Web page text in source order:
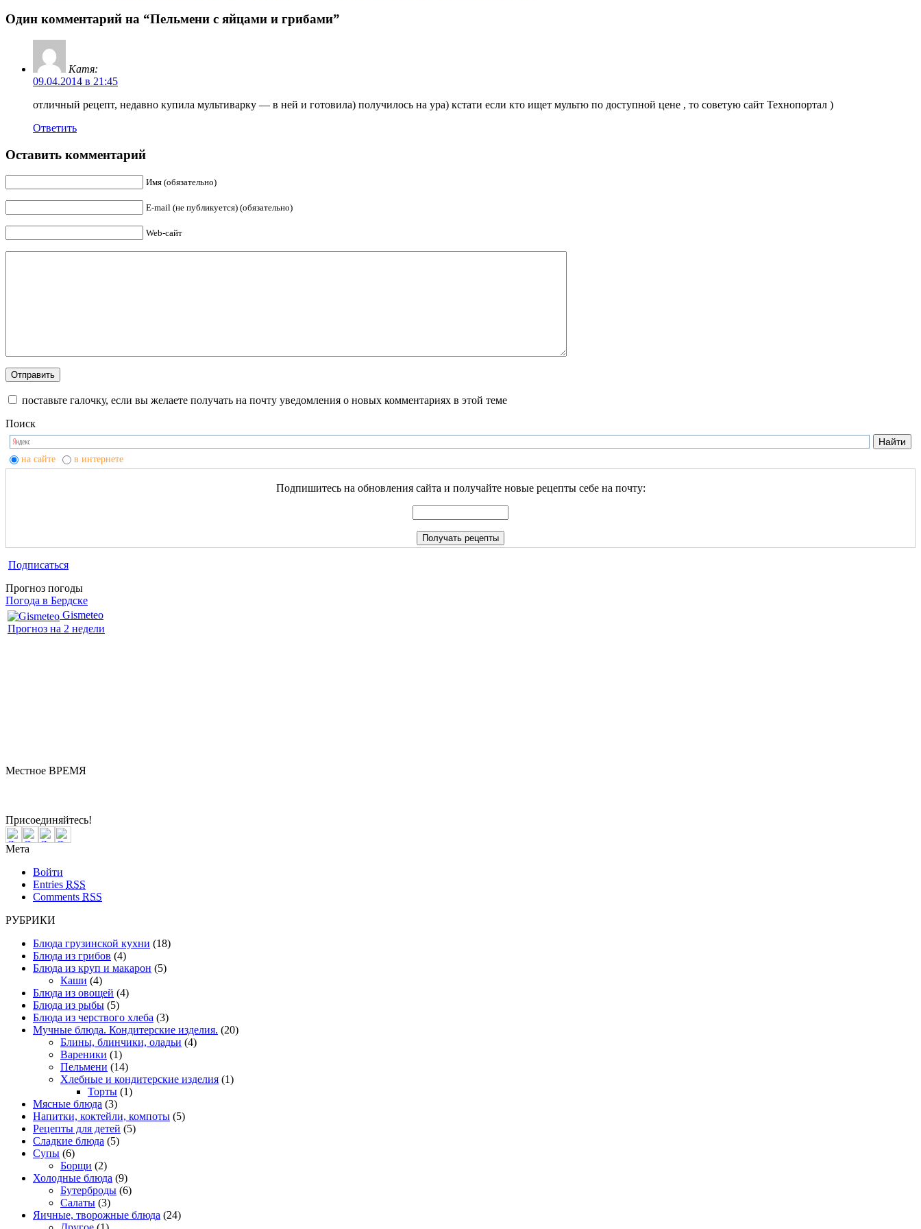
Один комментарий на “Пельмени с яйцами и грибами”
Катя:
09.04.2014 в 21:45
отличный рецепт, недавно купила мультиварку — в ней и готовила) получилось на ура) кстати если кто ищет мультю по доступной цене , то советую сайт Технопортал )
Ответить
Оставить комментарий
Имя (обязательно)
E-mail (не публикуется) (обязательно)
Web-сайт
поставьте галочку, если вы желаете получать на почту уведомления о новых комментариях в этой теме
Поиск
на сайте в интернете
Подпишитесь на обновления сайта и получайте новые рецепты себе на почту:
Подписаться
Прогноз погоды
Погода в Бердске
Gismeteo
Прогноз на 2 недели
Местное ВРЕМЯ
Присоединяйтесь!
Мета
Войти
Entries RSS
Comments RSS
РУБРИКИ
Блюда грузинской кухни (18)
Блюда из грибов (4)
Блюда из круп и макарон (5)
Каши (4)
Блюда из овощей (4)
Блюда из рыбы (5)
Блюда из черствого хлеба (3)
Мучные блюда. Кондитерские изделия. (20)
Блины, блинчики, оладьи (4)
Вареники (1)
Пельмени (14)
Хлебные и кондитерские изделия (1)
Торты (1)
Мясные блюда (3)
Напитки, коктейли, компоты (5)
Рецепты для детей (5)
Сладкие блюда (5)
Супы (6)
Борщи (2)
Холодные блюда (9)
Бутерброды (6)
Салаты (3)
Яичные, творожные блюда (24)